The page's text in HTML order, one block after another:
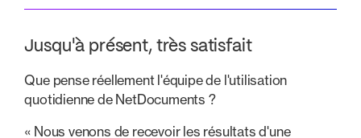
Jusqu'à présent, très satisfait
Que pense réellement l'équipe de l'utilisation
quotidienne de NetDocuments ?
« Nous venons de recevoir les résultats d'une